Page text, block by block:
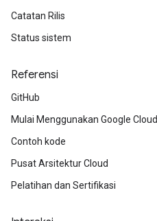
Catatan Rilis
Status sistem
Referensi
GitHub
Mulai Menggunakan Google Cloud
Contoh kode
Pusat Arsitektur Cloud
Pelatihan dan Sertifikasi